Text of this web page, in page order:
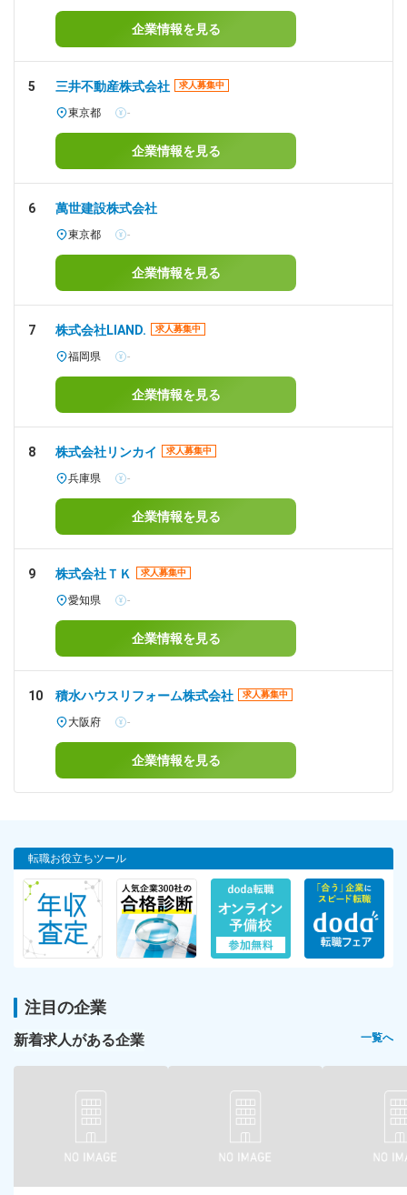
企業情報を見る
5 三井不動産株式会社 求人募集中
東京都 -
企業情報を見る
6 萬世建設株式会社
東京都 -
企業情報を見る
7 株式会社LIAND. 求人募集中
福岡県 -
企業情報を見る
8 株式会社リンカイ 求人募集中
兵庫県 -
企業情報を見る
9 株式会社ＴＫ 求人募集中
愛知県 -
企業情報を見る
10 積水ハウスリフォーム株式会社 求人募集中
大阪府 -
企業情報を見る
転職お役立ちツール
注目の企業
新着求人がある企業 一覧へ